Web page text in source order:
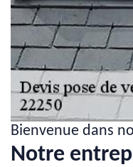
Bienvenue dans
Notre